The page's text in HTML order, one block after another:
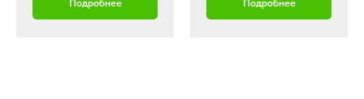
Подробнее Подробнее